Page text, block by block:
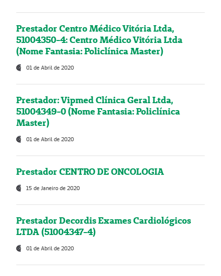
Prestador Centro Médico Vitória Ltda,
51004350-4: Centro Médico Vitória Ltda
(Nome Fantasia: Policlínica Master)
01 de Abril de 2020
Prestador: Vipmed Clínica Geral Ltda,
51004349-0 (Nome Fantasia: Policlínica
Master)
01 de Abril de 2020
Prestador CENTRO DE ONCOLOGIA
15 de Janeiro de 2020
Prestador Decordis Exames Cardiológicos
LTDA (51004347-4)
01 de Abril de 2020